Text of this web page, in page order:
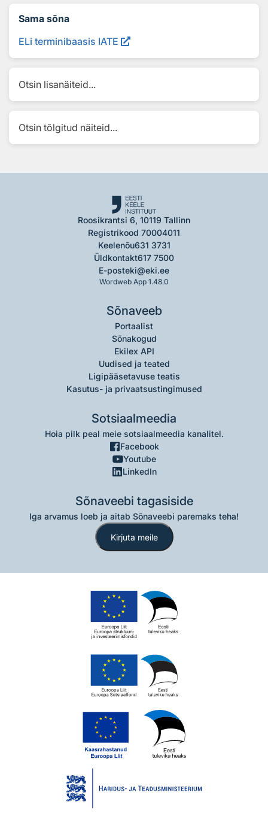
Sama sõna
ELi terminibaasis IATE
Otsin lisanäiteid...
Otsin tõlgitud näiteid...
Roosikrantsi 6, 10119 Tallinn
Registrikood 70004011
Keelenõu631 3731
Üldkontakt617 7500
E-posteki@eki.ee
Wordweb App 1.48.0
Sõnaveeb
Portaalist
Sõnakogud
Ekilex API
Uudised ja teated
Ligipääsetavuse teatis
Kasutus- ja privaatsustingimused
Sotsiaalmeedia
Hoia pilk peal meie sotsiaalmeedia kanalitel.
Facebook
Youtube
LinkedIn
Sõnaveebi tagasiside
Iga arvamus loeb ja aitab Sõnaveebi paremaks teha!
Kirjuta meile